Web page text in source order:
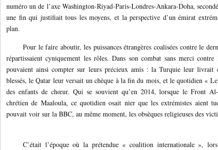
numéro un de l’axe Washington-Riyad-Paris-Londres-Ankara-Doha,
une fin qui justifiait tous les moyens, et la perspective d’un émirat
plan.
Pour le faire aboutir, les puissances étrangères coalisées contre le
répartissaient cyniquement les rôles. Dans son combat sans merci
pouvaient ainsi compter sur leurs précieux amis : la Turquie leur livrait
blessés, le Qatar leur versait un chèque à la fin du mois, et le quotidien «
des enfants de chœur. Qui se souvient qu’en 2014, lorsque le Front
chrétien de Maaloula, ce quotidien osait nier que les extrémistes aient
pouvait voir sur la BBC, au même moment, les obsèques religieuses des
C’était l’époque où la prétendue « coalition internationale »,